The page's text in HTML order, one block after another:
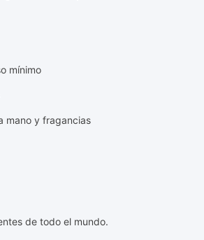
mínimo
mano y fragancias
de todo el mundo.